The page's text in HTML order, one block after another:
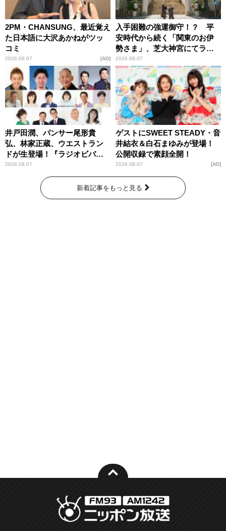
2PM・CHANSUNG、最近覚え
た日本語に大沢あかねがツッ
コミ
2026.08.07 AD
入手困難の強運御守！？ 平
安時代から続く「関東のお伊
勢さま」、芝大神宮にてラン
パンプスが合格祈願！
2026.08.07
井戸田潤、パンサー尾形貴
弘、林家正蔵、ウエストラン
ドが生登場！『ラジオビバリ
ー昼ズ』
2026.08.07
ゲストにSWEET STEADY・音
井結衣＆白石まゆみが登場！
公開収録で素顔全開！
2026.08.07 AD
新着記事をもっと見る